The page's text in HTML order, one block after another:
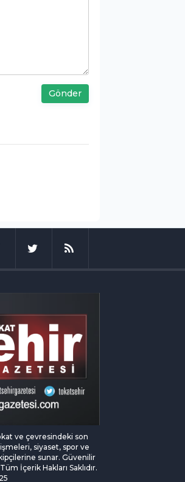
Gönder
ve çevresindeki son
siyaset, spor ve
sunar. Güvenilir
İçerik Hakları Saklıdır.